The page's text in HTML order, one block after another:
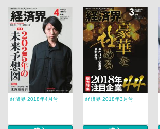
経済界 2018年4月号 経済界 2018年3月号